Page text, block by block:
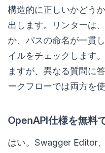
構造的に正しいかどう
出します。リンターは
か、パスの命名が一貫
イルをチェックします
ますが、異なる質問に
ークフローでは両方を使
OpenAPI仕様を無料
はい。Swagger Editor